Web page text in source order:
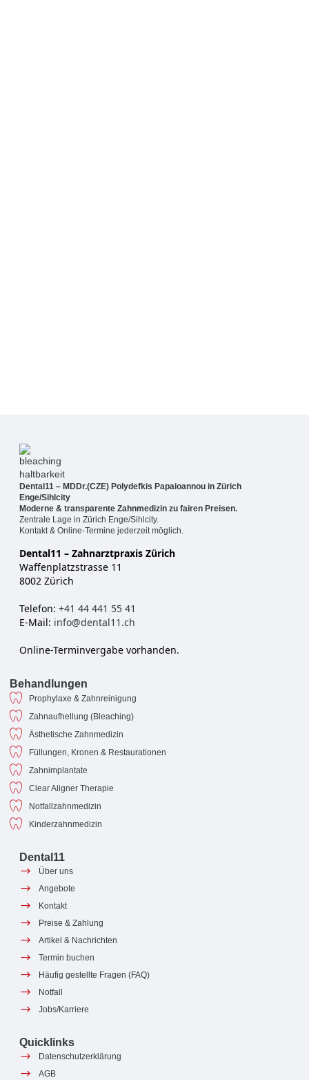
Dental11 – MDDr.(CZE) Polydefkis Papaioannou in Zürich
Enge/Sihlcity
Moderne & transparente Zahnmedizin zu fairen Preisen.
Zentrale Lage in Zürich Enge/Sihlcity.
Kontakt & Online-Termine jederzeit möglich.
Dental11 – Zahnarztpraxis Zürich
Waffenplatzstrasse 11
8002 Zürich
Telefon: +41 44 441 55 41
E-Mail: info@dental11.ch
Online-Terminvergabe vorhanden.
Behandlungen
Prophylaxe & Zahnreinigung
Zahnaufhellung (Bleaching)
Ästhetische Zahnmedizin
Füllungen, Kronen & Restaurationen
Zahnimplantate
Clear Aligner Therapie
Notfallzahnmedizin
Kinderzahnmedizin
Dental11
Über uns
Angebote
Kontakt
Preise & Zahlung
Artikel & Nachrichten
Termin buchen
Häufig gestellte Fragen (FAQ)
Notfall
Jobs/Karriere
Quicklinks
Datenschutzerklärung
AGB